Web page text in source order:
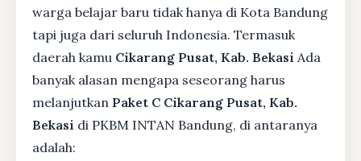
warga belajar baru tidak hanya di Kota Bandung
tapi juga dari seluruh Indonesia. Termasuk
daerah kamu Cikarang Pusat, Kab. Bekasi Ada
banyak alasan mengapa seseorang harus
melanjutkan Paket C Cikarang Pusat, Kab.
Bekasi di PKBM INTAN Bandung, di antaranya
adalah: